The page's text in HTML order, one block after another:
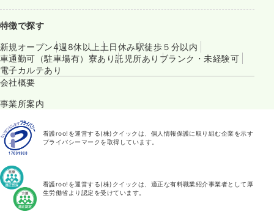
特徴で探す
新規オープン4週8休以上 土日休み駅徒歩５分以内
車通勤可（駐車場有） 寮あり託児所あり ブランク・未経験可
電子カルテあり
会社概要
事業所案内
看護roo!を運営する(株)クイックは、個人情報保護に取り組む企業を示す
プライバシーマークを取得しています。
看護roo!を運営する(株)クイックは、適正な有料職業紹介事業者として厚
生労働省より認定を受けています。